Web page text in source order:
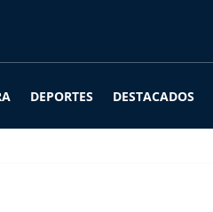
DEPORTES DESTACADOS